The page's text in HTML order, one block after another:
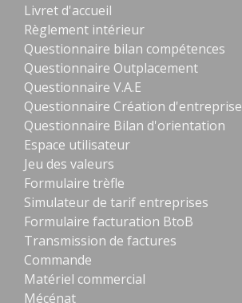
Livret d'accueil
Règlement intérieur
Questionnaire bilan compétences
Questionnaire Outplacement
Questionnaire V.A.E
Questionnaire Création d'entreprise
Questionnaire Bilan d'orientation
Espace utilisateur
Jeu des valeurs
Formulaire trèfle
Simulateur de tarif entreprises
Formulaire facturation BtoB
Transmission de factures
Commande
Matériel commercial
Mécénat